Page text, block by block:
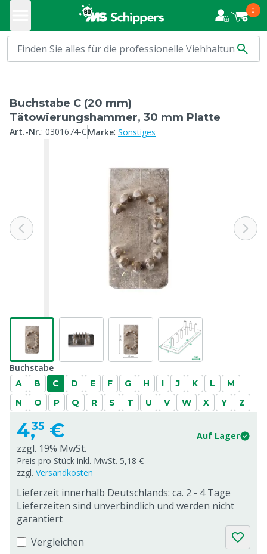
0
Buchstabe C (20 mm)
Tätowierungshammer, 30 mm Platte
Art.-Nr.: 0301674-CMarke: Sonstiges
Buchstabe
A B C D E F G H I J K L
M
N
O P Q R S T U V W X Y Z
4,35 € Auf Lager
zzgl. 19% MwSt.
Preis pro Stück inkl. MwSt. 5,18 €
zzgl. Versandkosten
Lieferzeit innerhalb Deutschlands: ca. 2 - 4 Tage
Lieferzeiten sind unverbindlich und werden nicht
garantiert
Vergleichen